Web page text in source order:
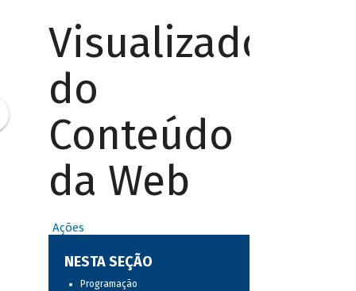
Visualizador
do
Conteúdo
da Web
Ações
NESTA SEÇÃO
Programação